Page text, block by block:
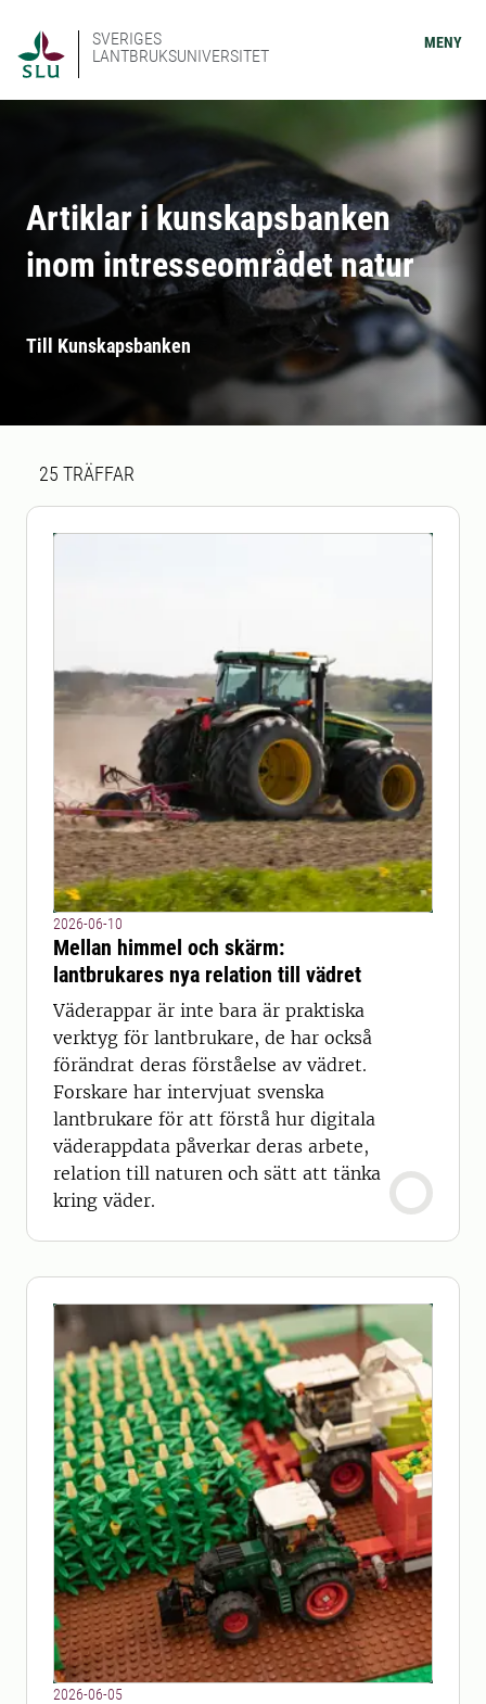
SVERIGES
LANTBRUKSUNIVERSITET
MENY
Artiklar i kunskapsbanken
inom intresseområdet natur
Till Kunskapsbanken
Sökresultat
25 TRÄFFAR
2026-06-10
Mellan himmel och skärm:
lantbrukares nya relation till vädret
Väderappar är inte bara är praktiska
verktyg för lantbrukare, de har också
förändrat deras förståelse av vädret.
Forskare har intervjuat svenska
lantbrukare för att förstå hur digitala
väderappdata påverkar deras arbete,
relation till naturen och sätt att tänka
kring väder.
2026-06-05